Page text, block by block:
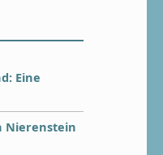
Eine
Nierenstein